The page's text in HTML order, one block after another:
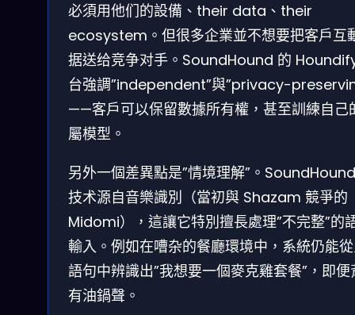
必須用他们的設備、their data、their
ecosystem。但很多企業並不想要把客戶互
据送给竞争对手。SoundHound 的
台強調”independent”與”privacy-
——客戶可以保留數據所有權，甚至訓練自己
屬模型。
另外一個差異點是”情境理解”。
技术源自音樂識別（當初與 Shazam 競爭的
Midomi），這讓它特別擅長處理”不完整”的
輸入。例如在嘈杂的餐廳環境中，系統仍能
語句中辨識出”我想要一個麥克雞套餐”，即便
有油鍋聲。